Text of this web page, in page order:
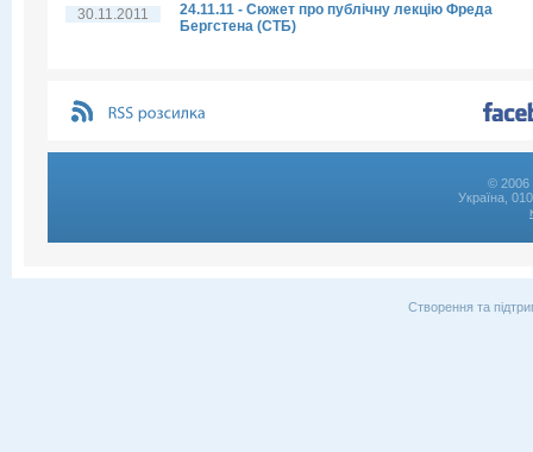
30.11.2011
24.11.11 - Сюжет про публічну лекцію Фреда
Бергстена (СТБ)
© 2006
Україна,
Створення та